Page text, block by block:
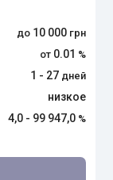
10 000
0.01
1 - 27
низкое
4,0 - 99 947,0